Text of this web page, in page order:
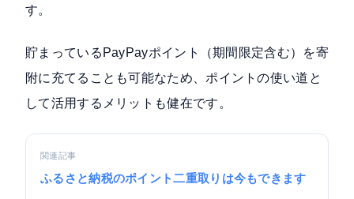
す。
貯まっているPayPayポイント（期間限定含む）を寄
附に充てることも可能なため、ポイントの使い道と
して活用するメリットも健在です。
関連記事
ふるさと納税のポイント二重取りは今もできます